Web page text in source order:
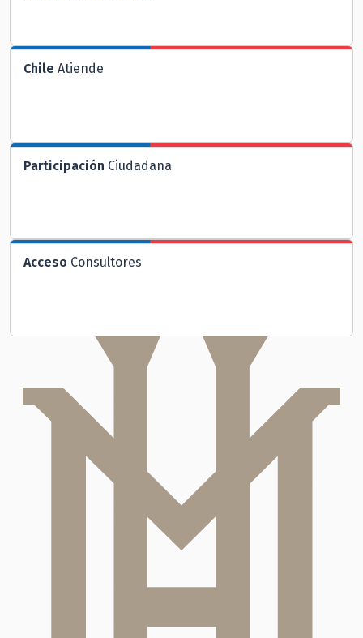
Chile Atiende
Participación Ciudadana
Acceso Consultores